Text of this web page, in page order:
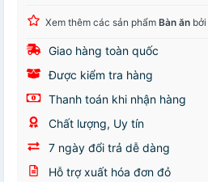
Xem thêm các sản phẩm Bàn ăn bởi
Giao hàng toàn quốc
Được kiểm tra hàng
Thanh toán khi nhận hàng
Chất lượng, Uy tín
7 ngày đổi trả dễ dàng
Hỗ trợ xuất hóa đơn đỏ